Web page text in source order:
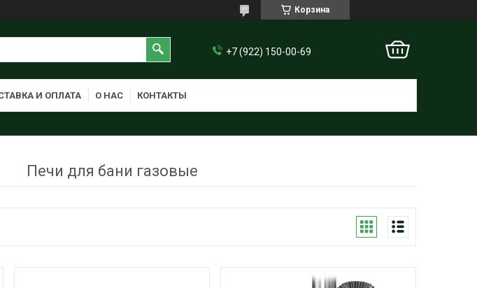
Корзина
+7 (922) 150-00-69
И ОПЛАТА О НАС КОНТАКТЫ
Печи для бани газовые